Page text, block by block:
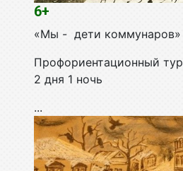
6+
«Мы - дети коммунаров»
Профориентационный тур
2 дня 1 ночь
...